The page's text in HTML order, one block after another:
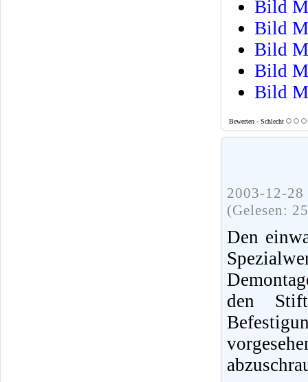
Bild
Bild M
Bild M
Bild
Bild
Bewerten - Schlecht
2003-12-
(Gelesen:
Den
den